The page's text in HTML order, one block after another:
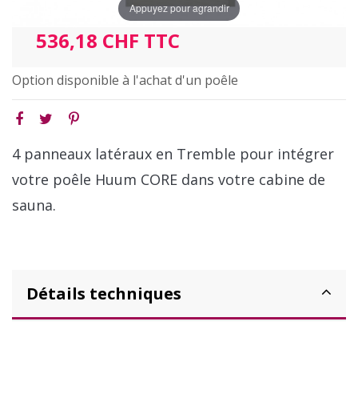
Appuyez pour agrandir
536,18 CHF TTC
Option disponible à l'achat d'un poêle
4 panneaux latéraux en Tremble pour intégrer
votre poêle Huum CORE dans votre cabine de
sauna.
Détails techniques